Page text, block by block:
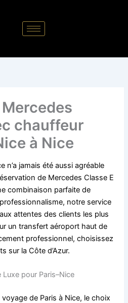
chauffeur
à Nice
n’a jamais été aussi agréable
de Mercedes Classe E
combinaison parfaite de
notre service
attentes des clients les plus
un transfert aéroport haut de
professionnel, choisissez
sur la Côte d’Azur.
pour Paris–Nice
de Paris à Nice, le choix